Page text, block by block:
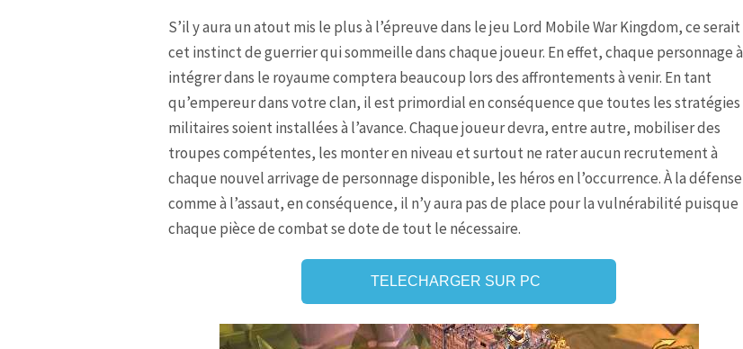
S’il y aura un atout mis le plus à l’épreuve dans le jeu Lord Mobile War Kingdom, ce serait
cet instinct de guerrier qui sommeille dans chaque joueur. En effet, chaque personnage à
intégrer dans le royaume comptera beaucoup lors des affrontements à venir. En tant
qu’empereur dans votre clan, il est primordial en conséquence que toutes les stratégies
militaires soient installées à l’avance. Chaque joueur devra, entre autre, mobiliser des
troupes compétentes, les monter en niveau et surtout ne rater aucun recrutement à
chaque nouvel arrivage de personnage disponible, les héros en l’occurrence. À la défense
comme à l’assaut, en conséquence, il n’y aura pas de place pour la vulnérabilité puisque
chaque pièce de combat se dote de tout le nécessaire.
TELECHARGER SUR PC